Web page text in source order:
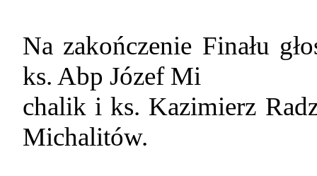
Na zakończenie Finału
ks. Abp Józef Mi
chalik i ks. Kazimierz
Michalitów.